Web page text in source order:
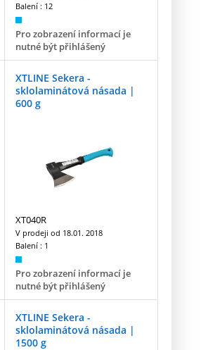
Balení : 12
Pro zobrazení informací je
nutné být přihlášený
XTLINE Sekera -
sklolaminátová násada |
600 g
XT040R
V prodeji od 18.01. 2018
Balení : 1
Pro zobrazení informací je
nutné být přihlášený
XTLINE Sekera -
sklolaminátová násada |
1500 g